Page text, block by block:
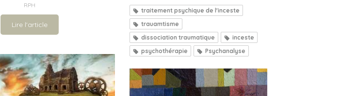
RPH
Lire l'article
traitement psychique de l'inceste
trauamtisme
dissociation traumatique
inceste
psychothérapie
Psychanalyse